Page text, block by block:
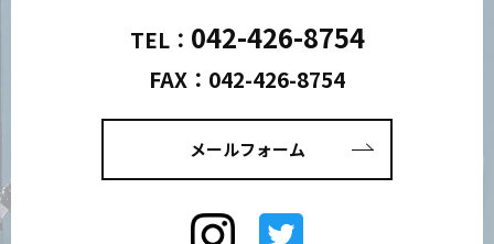
TEL： 042-426-8754
FAX：042-426-8754
メールフォーム